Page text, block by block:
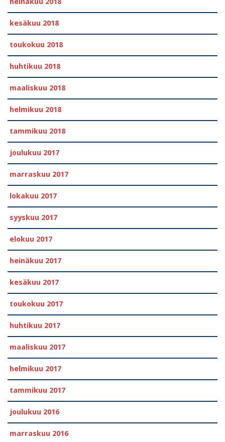
kesäkuu 2018
toukokuu 2018
huhtikuu 2018
maaliskuu 2018
helmikuu 2018
tammikuu 2018
joulukuu 2017
marraskuu 2017
lokakuu 2017
syyskuu 2017
elokuu 2017
heinäkuu 2017
kesäkuu 2017
toukokuu 2017
huhtikuu 2017
maaliskuu 2017
helmikuu 2017
tammikuu 2017
joulukuu 2016
marraskuu 2016